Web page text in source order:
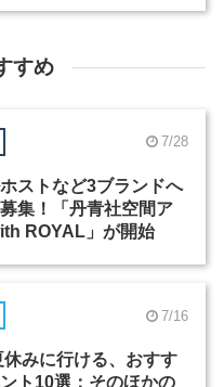
すめ
7/28
ストなど3ブランドへ
集！「丹青社空間ア
ROYAL」が開始
7/16
みに行ける、おすす
ト10選：そのほかの